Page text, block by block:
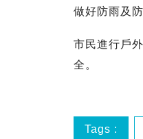
做好防雨及
市民進行戶
全。
Tags :